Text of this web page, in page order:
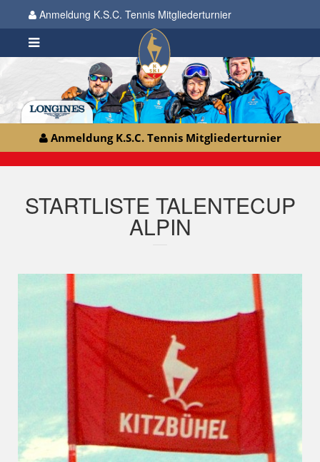
Anmeldung K.S.C. Tennis Mitgliederturnier
Anmeldung K.S.C. Tennis Mitgliederturnier
STARTLISTE TALENTECUP
ALPIN